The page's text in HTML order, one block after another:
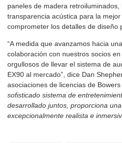
paneles de madera
transparencia acústica para la
comprometer los detalles de diseño
“A medida que avanzamos hacia
colaboración con nuestros socios
orgullosos de llevar el sistema de
EX90 al mercado”, dice Dan
asociaciones de licencias de
sofisticado sistema de
desarrollado juntos, proporciona
excepcionalmente realista e